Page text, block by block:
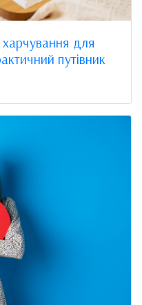
для
путівник